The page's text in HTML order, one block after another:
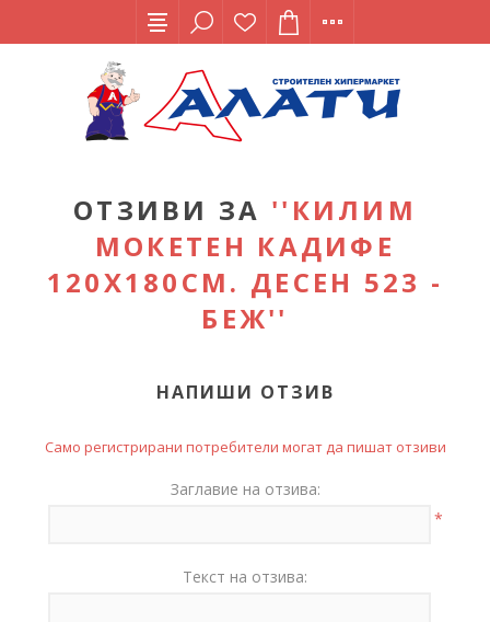
ОТЗИВИ ЗА
КИЛИМ
МОКЕТЕН КАДИФЕ
120Х180СМ. ДЕСЕН 523 -
БЕЖ
НАПИШИ ОТЗИВ
Само регистрирани потребители могат да пишат отзиви
Заглавие на отзива:
*
Текст на отзива: